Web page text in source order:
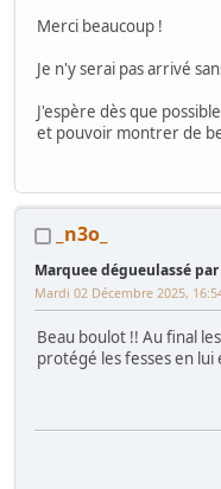
Merci beaucoup !
Je n'y serai pas arrivé
J'espère dès que
et pouvoir montrer de
_n3o_
Marquee dégueulassé
Mardi 02 Décembre 2025,
Beau boulot !! Au final
protégé les fesses en